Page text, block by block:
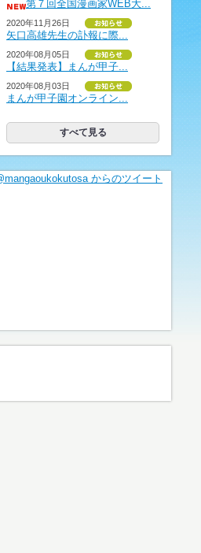
第７回全国漫画家WEB大...
2020年11月26日
矢口高雄先生の訃報に際...
2020年08月05日
【結果発表】まんが甲子...
2020年08月03日
まんが甲子園オンライン...
すべて見る
からのツイート